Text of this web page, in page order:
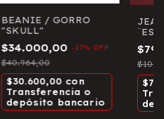
BEANIE / GORRO
"SKULL"
$34.000,00 -17% OFF
$40.964,00
$30.600,00 con
Transferencia o
depósito bancario